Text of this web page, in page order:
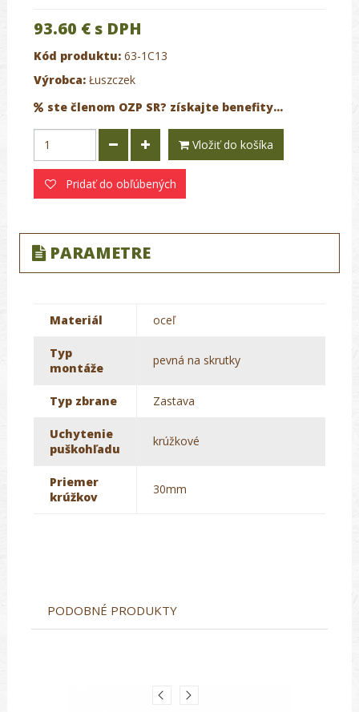
93.60 € s DPH
Kód produktu: 63-1C13
Výrobca: Łuszczek
ste členom OZP SR? získajte benefity...
Vložiť do košíka
Pridať do obľúbených
PARAMETRE
Materiál oceľ
Typ
montáže
pevná na skrutky
Typ zbrane Zastava
Uchytenie
puškohľadu
krúžkové
Priemer
krúžkov
30mm
PODOBNÉ PRODUKTY